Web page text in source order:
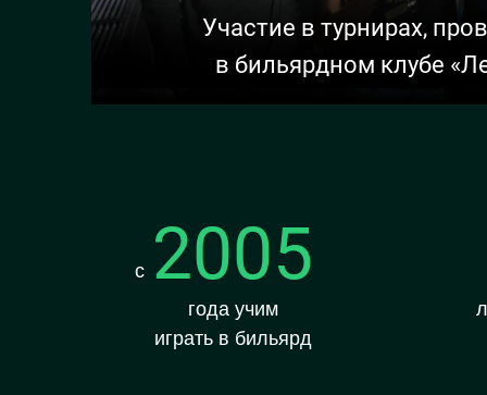
Участие в турнирах,
в бильярдном клубе
года учим
играть в бильярд
2005
с